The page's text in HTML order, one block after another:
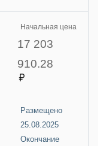
Начальная цена
17 203
910.28
Размещено
25.08.2025
Окончание